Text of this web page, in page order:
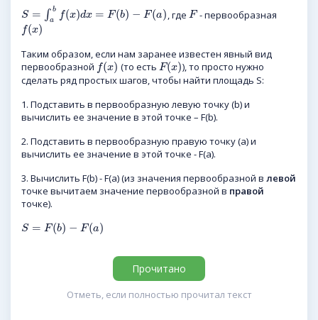
S = ∫ b
a
f(x)dx = F(b) − F(a) , где F- первообразная
f(x)
Таким образом, если нам заранее известен явный вид
первообразной f(x) (то есть F(x)), то просто нужно
сделать ряд простых шагов, чтобы найти площадь S:
1. Подставить в первообразную левую точку (b) и
вычислить ее значение в этой точке – F(b).
2. Подставить в первообразную правую точку (a) и
вычислить ее значение в этой точке - F(a).
3. Вычислить F(b) - F(a) (из значения первообразной в левой
точке вычитаем значение первообразной в правой
точке).
S = F(b) − F(a)
Прочитано
Отметь, если полностью прочитал текст